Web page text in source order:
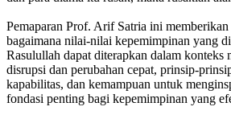
Pemaparan Prof. Arif Satria ini
bagaimana nilai-nilai kepemimpinan yang
Rasulullah dapat diterapkan dalam konteks
disrupsi dan perubahan cepat, prinsip-
kapabilitas, dan kemampuan untuk
fondasi penting bagi kepemimpinan yang